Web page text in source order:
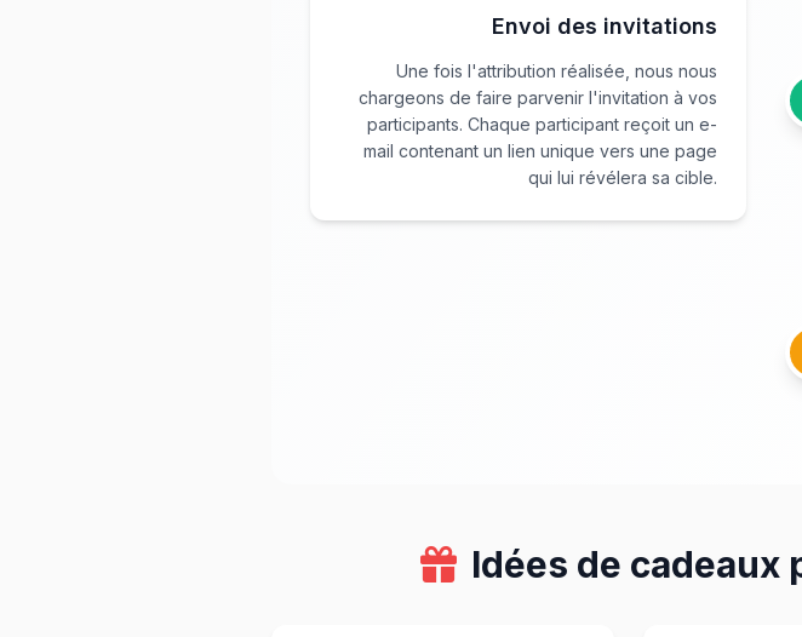
Envoi des invitations
Une fois l'attribution réalisée, nous nous
chargeons de faire parvenir l'invitation à vos
participants. Chaque participant reçoit un e-
mail contenant un lien unique vers une page
qui lui révélera sa cible.
Idées de cadeaux